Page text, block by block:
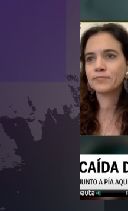
Radio en vivo
Tendencias
Entretención y Cultura
Dato en Pauta
Contenido Patrocinado